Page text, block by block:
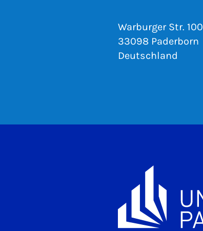
Warburger Str. 100
33098 Paderborn
Deutschland